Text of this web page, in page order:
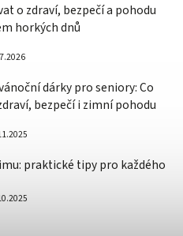
o zdraví, bezpečí a pohodu
horkých dnů
dárky pro seniory: Co
bezpečí i zimní pohodu
praktické tipy pro každého